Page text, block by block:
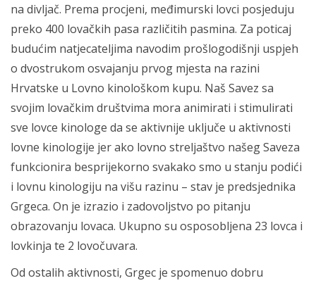
na divljač. Prema procjeni, međimurski lovci posjeduju
preko 400 lovačkih pasa različitih pasmina. Za poticaj
budućim natjecateljima navodim prošlogodišnji uspjeh
o dvostrukom osvajanju prvog mjesta na razini
Hrvatske u Lovno kinološkom kupu. Naš Savez sa
svojim lovačkim društvima mora animirati i stimulirati
sve lovce kinologe da se aktivnije uključe u aktivnosti
lovne kinologije jer ako lovno streljaštvo našeg Saveza
funkcionira besprijekorno svakako smo u stanju podići
i lovnu kinologiju na višu razinu – stav je predsjednika
Grgeca. On je izrazio i zadovoljstvo po pitanju
obrazovanju lovaca. Ukupno su osposobljena 23 lovca i
lovkinja te 2 lovočuvara.
Od ostalih aktivnosti, Grgec je spomenuo dobru